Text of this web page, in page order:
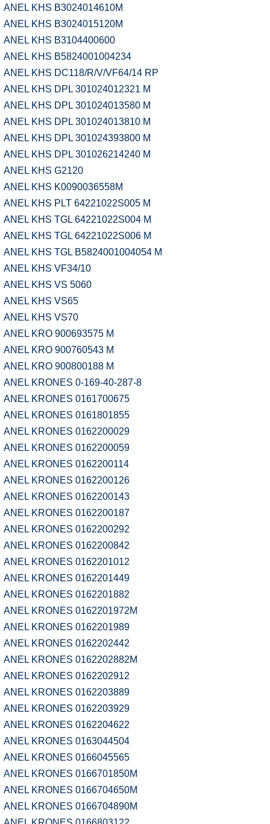
ANEL KHS B3024014610M
ANEL KHS B3024015120M
ANEL KHS B3104400600
ANEL KHS B5824001004234
ANEL KHS DC118/R/V/VF64/14 RP
ANEL KHS DPL 301024012321 M
ANEL KHS DPL 301024013580 M
ANEL KHS DPL 301024013810 M
ANEL KHS DPL 301024393800 M
ANEL KHS DPL 301026214240 M
ANEL KHS G2120
ANEL KHS K0090036558M
ANEL KHS PLT 64221022S005 M
ANEL KHS TGL 64221022S004 M
ANEL KHS TGL 64221022S006 M
ANEL KHS TGL B5824001004054 M
ANEL KHS VF34/10
ANEL KHS VS 5060
ANEL KHS VS65
ANEL KHS VS70
ANEL KRO 900693575 M
ANEL KRO 900760543 M
ANEL KRO 900800188 M
ANEL KRONES 0-169-40-287-8
ANEL KRONES 0161700675
ANEL KRONES 0161801855
ANEL KRONES 0162200029
ANEL KRONES 0162200059
ANEL KRONES 0162200114
ANEL KRONES 0162200126
ANEL KRONES 0162200143
ANEL KRONES 0162200187
ANEL KRONES 0162200292
ANEL KRONES 0162200842
ANEL KRONES 0162201012
ANEL KRONES 0162201449
ANEL KRONES 0162201882
ANEL KRONES 0162201972M
ANEL KRONES 0162201989
ANEL KRONES 0162202442
ANEL KRONES 0162202882M
ANEL KRONES 0162202912
ANEL KRONES 0162203889
ANEL KRONES 0162203929
ANEL KRONES 0162204622
ANEL KRONES 0163044504
ANEL KRONES 0166045565
ANEL KRONES 0166701850M
ANEL KRONES 0166704650M
ANEL KRONES 0166704890M